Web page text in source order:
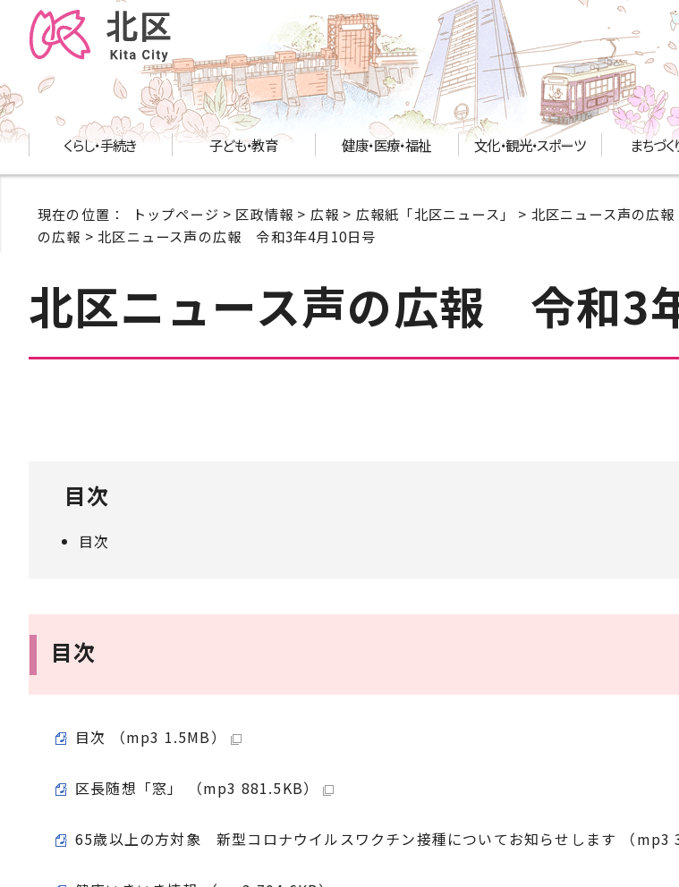
くらし・手続き 子ども・教育 健康・医療・福祉 文化・観光・スポーツ まちづく
現在の位置： トップページ > 区政情報 > 広報 > 広報紙「北区ニュース」 > 北区ニュース声の広報
の広報 > 北区ニュース声の広報 令和3年4月10日号
北区ニュース声の広報 令和3
目次
目次
目次
目次 （mp3 1.5MB）
区長随想「窓」 （mp3 881.5KB）
65歳以上の方対象 新型コロナウイルスワクチン接種についてお知らせします （mp3